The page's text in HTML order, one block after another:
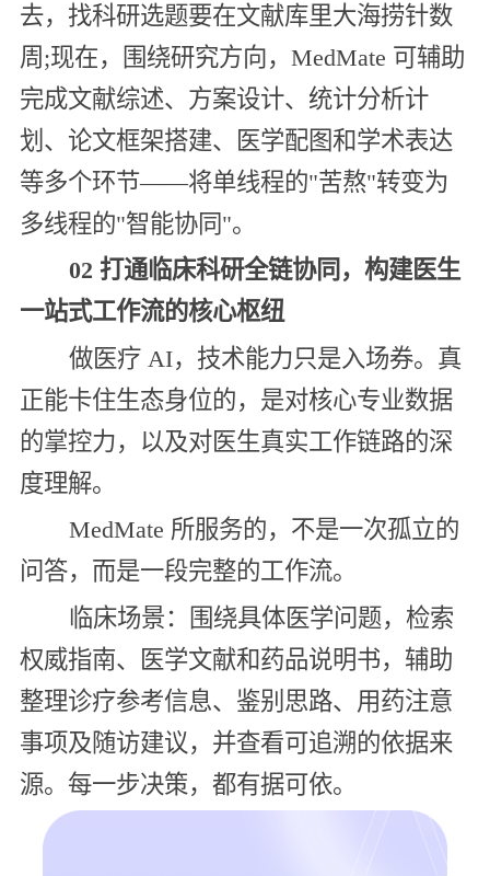
去，找科研选题要在文献库里大海捞针数
周;现在，围绕研究方向，MedMate 可辅助
完成文献综述、方案设计、统计分析计
划、论文框架搭建、医学配图和学术表达
等多个环节——将单线程的"苦熬"转变为
多线程的"智能协同"。
02 打通临床科研全链协同，构建医生
一站式工作流的核心枢纽
做医疗 AI，技术能力只是入场券。真
正能卡住生态身位的，是对核心专业数据
的掌控力，以及对医生真实工作链路的深
度理解。
MedMate 所服务的，不是一次孤立的
问答，而是一段完整的工作流。
临床场景：围绕具体医学问题，检索
权威指南、医学文献和药品说明书，辅助
整理诊疗参考信息、鉴别思路、用药注意
事项及随访建议，并查看可追溯的依据来
源。每一步决策，都有据可依。